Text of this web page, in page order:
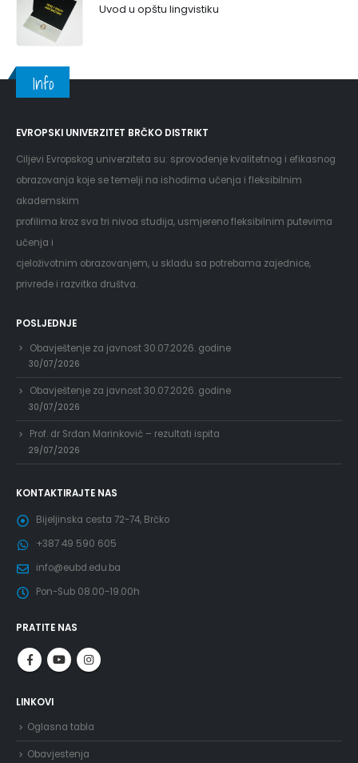
Uvod u opštu lingvistiku
Info
EVROPSKI UNIVERZITET BRČKO DISTRIKT
Ciljevi Evropskog univerziteta su: sprovođenje kvalitetnog i efikasnog
obrazovanja koje se temelji na ishodima učenja i fleksibilnim
akademskim
profilima kroz sva tri nivoa studija, usmjereno fleksibilnim putevima
učenja i
cjeloživotnim obrazovanjem, u skladu sa potrebama zajednice,
privrede i razvitka društva.
POSLJEDNJE
Obavještenje za javnost 30.07.2026. godine
30/07/2026
Obavještenje za javnost 30.07.2026. godine
30/07/2026
Prof. dr Srđan Marinković – rezultati ispita
29/07/2026
KONTAKTIRAJTE NAS
Bijeljinska cesta 72-74, Brčko
+387 49 590 605
info@eubd.edu.ba
Pon-Sub 08.00-19.00h
PRATITE NAS
LINKOVI
Oglasna tabla
Obavjestenja